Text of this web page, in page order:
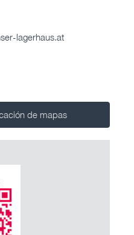
lagerhaus.at
de mapas